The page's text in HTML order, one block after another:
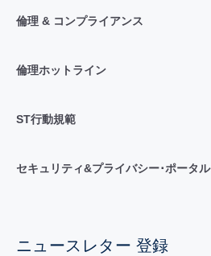
倫理 & コンプライアンス
倫理ホットライン
ST行動規範
セキュリティ&プライバシー･ポータル
ニュースレター 登録